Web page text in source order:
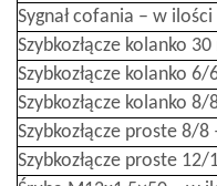
Sygnał cofania – w
Szybkozłącze kolanko
Szybkozłącze kolanko
Szybkozłącze kolanko
Szybkozłącze proste 8/
Szybkozłącze proste